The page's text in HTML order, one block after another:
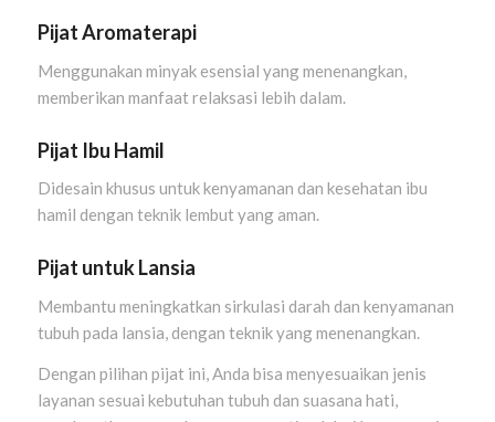
Pijat Aromaterapi
Menggunakan minyak esensial yang menenangkan,
memberikan manfaat relaksasi lebih dalam.
Pijat Ibu Hamil
Didesain khusus untuk kenyamanan dan kesehatan ibu
hamil dengan teknik lembut yang aman.
Pijat untuk Lansia
Membantu meningkatkan sirkulasi darah dan kenyamanan
tubuh pada lansia, dengan teknik yang menenangkan.
Dengan pilihan pijat ini, Anda bisa menyesuaikan jenis
layanan sesuai kebutuhan tubuh dan suasana hati,